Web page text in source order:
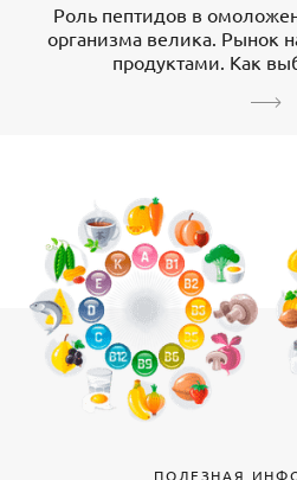
Роль пептидов в
организма велика. Рынок
продуктами. Как
ПОЛЕЗНАЯ